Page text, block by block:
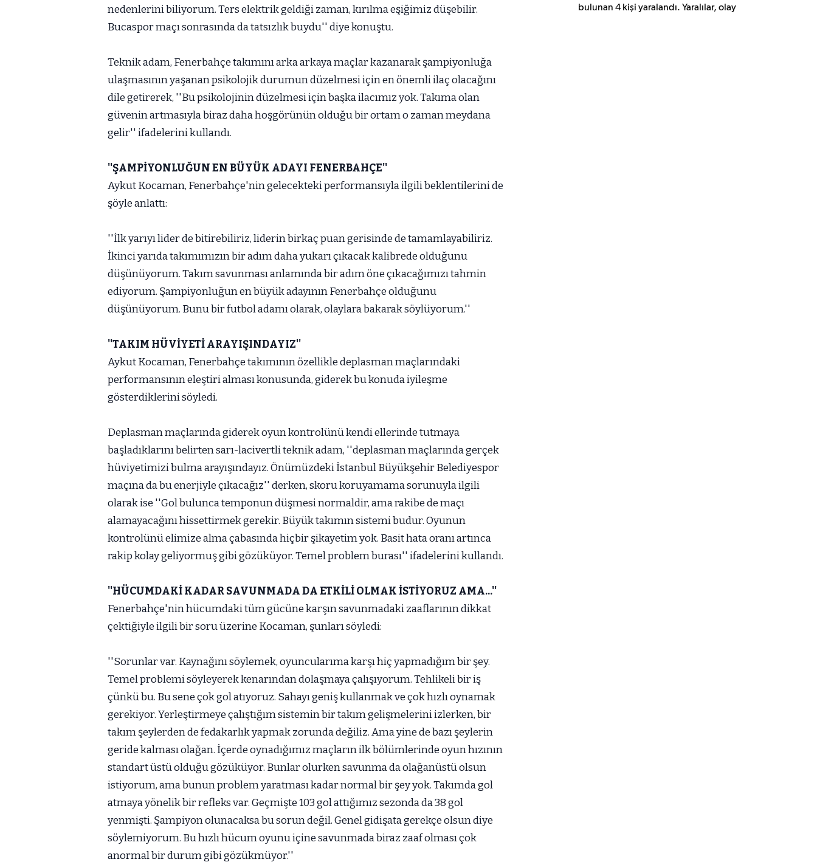
nedenlerini biliyorum. Ters elektrik geldiği zaman, kırılma eşiğimiz düşebilir.
Bucaspor maçı sonrasında da tatsızlık buydu'' diye konuştu.
Teknik adam, Fenerbahçe takımını arka arkaya maçlar kazanarak şampiyonluğa
ulaşmasının yaşanan psikolojik durumun düzelmesi için en önemli ilaç olacağını
dile getirerek, ''Bu psikolojinin düzelmesi için başka ilacımız yok. Takıma olan
güvenin artmasıyla biraz daha hoşgörünün olduğu bir ortam o zaman meydana
gelir'' ifadelerini kullandı.
''ŞAMPİYONLUĞUN EN BÜYÜK ADAYI FENERBAHÇE''
Aykut Kocaman, Fenerbahçe'nin gelecekteki performansıyla ilgili beklentilerini de
şöyle anlattı:
''İlk yarıyı lider de bitirebiliriz, liderin birkaç puan gerisinde de tamamlayabiliriz.
İkinci yarıda takımımızın bir adım daha yukarı çıkacak kalibrede olduğunu
düşünüyorum. Takım savunması anlamında bir adım öne çıkacağımızı tahmin
ediyorum. Şampiyonluğun en büyük adayının Fenerbahçe olduğunu
düşünüyorum. Bunu bir futbol adamı olarak, olaylara bakarak söylüyorum.''
''TAKIM HÜVİYETİ ARAYIŞINDAYIZ''
Aykut Kocaman, Fenerbahçe takımının özellikle deplasman maçlarındaki
performansının eleştiri alması konusunda, giderek bu konuda iyileşme
gösterdiklerini söyledi.
Deplasman maçlarında giderek oyun kontrolünü kendi ellerinde tutmaya
başladıklarını belirten sarı-lacivertli teknik adam, ''deplasman maçlarında gerçek
hüviyetimizi bulma arayışındayız. Önümüzdeki İstanbul Büyükşehir Belediyespor
maçına da bu enerjiyle çıkacağız'' derken, skoru koruyamama sorunuyla ilgili
olarak ise ''Gol bulunca temponun düşmesi normaldir, ama rakibe de maçı
alamayacağını hissettirmek gerekir. Büyük takımın sistemi budur. Oyunun
kontrolünü elimize alma çabasında hiçbir şikayetim yok. Basit hata oranı artınca
rakip kolay geliyormuş gibi gözüküyor. Temel problem burası'' ifadelerini kullandı.
''HÜCUMDAKİ KADAR SAVUNMADA DA ETKİLİ OLMAK İSTİYORUZ AMA...''
Fenerbahçe'nin hücumdaki tüm gücüne karşın savunmadaki zaaflarının dikkat
çektiğiyle ilgili bir soru üzerine Kocaman, şunları söyledi:
''Sorunlar var. Kaynağını söylemek, oyuncularıma karşı hiç yapmadığım bir şey.
Temel problemi söyleyerek kenarından dolaşmaya çalışıyorum. Tehlikeli bir iş
çünkü bu. Bu sene çok gol atıyoruz. Sahayı geniş kullanmak ve çok hızlı oynamak
gerekiyor. Yerleştirmeye çalıştığım sistemin bir takım gelişmelerini izlerken, bir
takım şeylerden de fedakarlık yapmak zorunda değiliz. Ama yine de bazı şeylerin
geride kalması olağan. İçerde oynadığımız maçların ilk bölümlerinde oyun hızının
standart üstü olduğu gözüküyor. Bunlar olurken savunma da olağanüstü olsun
istiyorum, ama bunun problem yaratması kadar normal bir şey yok. Takımda gol
atmaya yönelik bir refleks var. Geçmişte 103 gol attığımız sezonda da 38 gol
yenmişti. Şampiyon olunacaksa bu sorun değil. Genel gidişata gerekçe olsun diye
söylemiyorum. Bu hızlı hücum oyunu içine savunmada biraz zaaf olması çok
anormal bir durum gibi gözükmüyor.''
bulunan 4 kişi yaralandı. Yaralılar, olay